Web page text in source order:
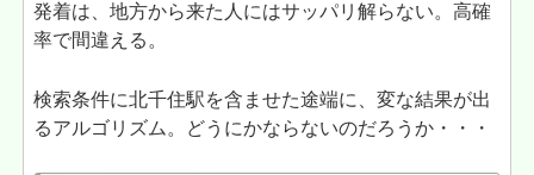
発着は、地方から来た人にはサッパリ解らない。高確
率で間違える。
検索条件に北千住駅を含ませた途端に、変な結果が出
るアルゴリズム。どうにかならないのだろうか・・・